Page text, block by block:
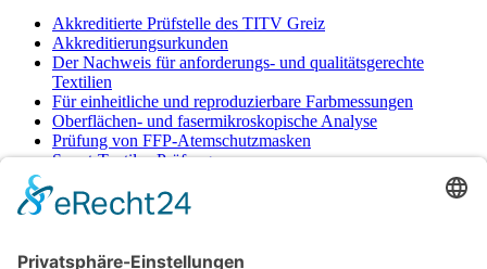
Akkreditierte Prüfstelle des TITV Greiz
Akkreditierungsurkunden
Der Nachweis für anforderungs- und qualitätsgerechte
Textilien
Für einheitliche und reproduzierbare Farbmessungen
Oberflächen- und fasermikroskopische Analyse
Prüfung von FFP-Atemschutzmasken
Smart-Textiles-Prüfungen
Bedarfsgegenständen auf verschiedenste Eigenschaften und
Inhaltstoffe